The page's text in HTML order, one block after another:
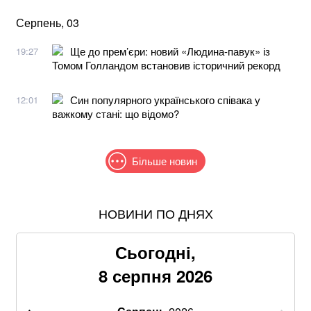
Серпень, 03
19:27
Ще до прем’єри: новий «Людина-павук» із
Томом Голландом встановив історичний рекорд
12:01
Син популярного українського співака у
важкому стані: що відомо?
Більше новин
Пентагон достроково усунув генерала, який
Понад 9,2 млрд грн: що відомо про нову гучну
справу "ПриватБанку"
НОВИНИ ПО ДНЯХ
Сьогодні,
8 серпня 2026